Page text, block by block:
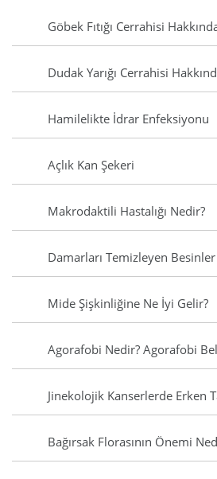
Göbek Fıtığı Cerrahisi
Dudak Yarığı Cerrahisi
Hamilelikte İdrar Enfeksiyonu
Açlık Kan Şekeri
Makrodaktili Hastalığı Nedir?
Damarları Temizleyen
Mide Şişkinliğine Ne İyi Gelir?
Agorafobi Nedir? Agorafobi
Jinekolojik Kanserlerde Erken
Bağırsak Florasının Önemi